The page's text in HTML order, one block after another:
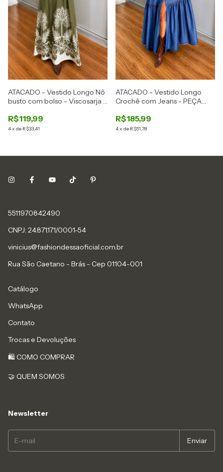
ATACADO - Vestido Longo Nô
busto com bolso - Viscosarja -
R$119,99
4x de R$33,41
ATACADO - Vestido Longo
Crochê com Jeans - PEÇA
R$185,99
4x de R$51,78
5511970842490
CNPJ: 24.871.171/0001-54
vinicius@fashiondessaoficial.com.br
Rua São Caetano - Brás - Cep 01104-001
Catálogo
WhatsApp
Contato
Trocas e Devoluções
🛍️ COMO COMPRAR
🤝 QUEM SOMOS
Newsletter